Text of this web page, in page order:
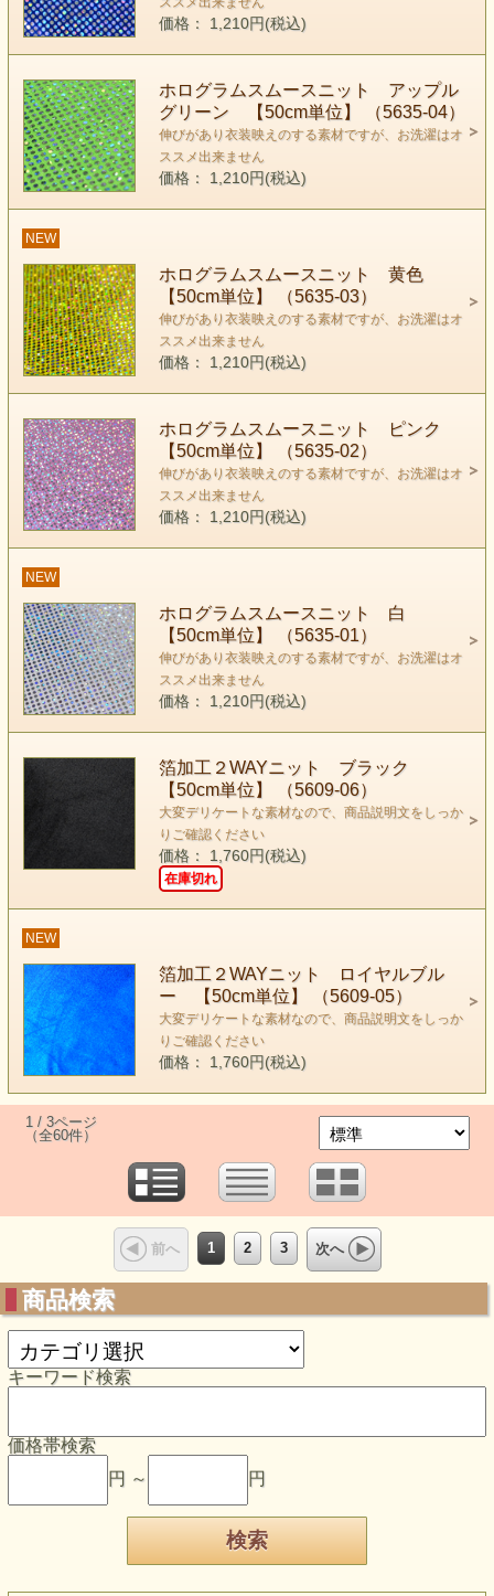
価格： 1,210円(税込)
ホログラムスムースニット アップル
グリーン 【50cm単位】 （5635-04）
伸びがあり衣装映えのする素材ですが、お洗濯はオ
ススメ出来ません
価格： 1,210円(税込)
NEW
ホログラムスムースニット 黄色
【50cm単位】 （5635-03）
伸びがあり衣装映えのする素材ですが、お洗濯はオ
ススメ出来ません
価格： 1,210円(税込)
ホログラムスムースニット ピンク
【50cm単位】 （5635-02）
伸びがあり衣装映えのする素材ですが、お洗濯はオ
ススメ出来ません
価格： 1,210円(税込)
NEW
ホログラムスムースニット 白
【50cm単位】 （5635-01）
伸びがあり衣装映えのする素材ですが、お洗濯はオ
ススメ出来ません
価格： 1,210円(税込)
箔加工２WAYニット ブラック
【50cm単位】 （5609-06）
大変デリケートな素材なので、商品説明文をしっか
りご確認ください
価格： 1,760円(税込)
在庫切れ
NEW
箔加工２WAYニット ロイヤルブル
ー 【50cm単位】 （5609-05）
大変デリケートな素材なので、商品説明文をしっか
りご確認ください
価格： 1,760円(税込)
1 / 3ページ
（全60件）
前へ 1 2 3 次へ
商品検索
キーワード検索
価格帯検索
円 ～
円